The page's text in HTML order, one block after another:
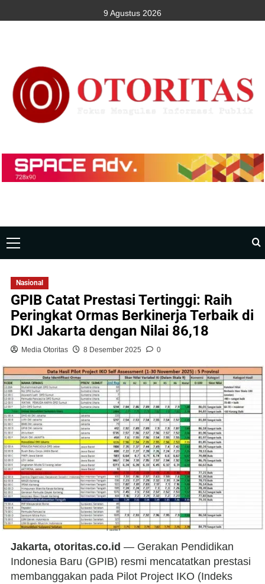
9 Agustus 2026
Nasional
GPIB Catat Prestasi Tertinggi: Raih
Peringkat Ormas Berkinerja Terbaik di
DKI Jakarta dengan Nilai 86,18
Media Otoritas 8 Desember 2025 0
Jakarta, otoritas.co.id — Gerakan Pendidikan
Indonesia Baru (GPIB) resmi mencatatkan prestasi
membanggakan pada Pilot Project IKO (Indeks